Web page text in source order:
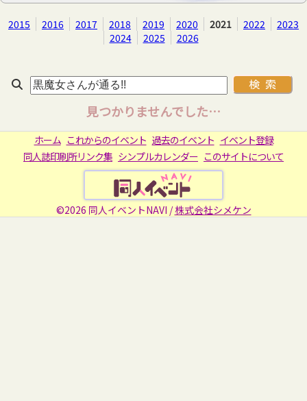
2015 2016 2017 2018 2019 2020 2021 2022
2023
2024
2025 2026
見つかりませんでした…
ホーム これからのイベント 過去のイベント イベント登録
同人誌印刷所リンク集 シンプルカレンダー このサイトについて
©2026 同人イベントNAVI /株式会社シメケン